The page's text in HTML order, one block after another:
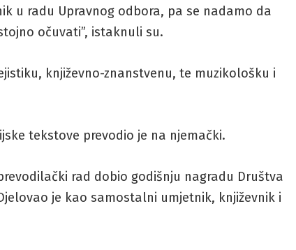
u radu Upravnog odbora, pa se nadamo da
očuvati”, istaknuli su.
književno-znanstvenu, te muzikološku i
tekstove prevodio je na njemački.
rad dobio godišnju nagradu Društva
je kao samostalni umjetnik, književnik i